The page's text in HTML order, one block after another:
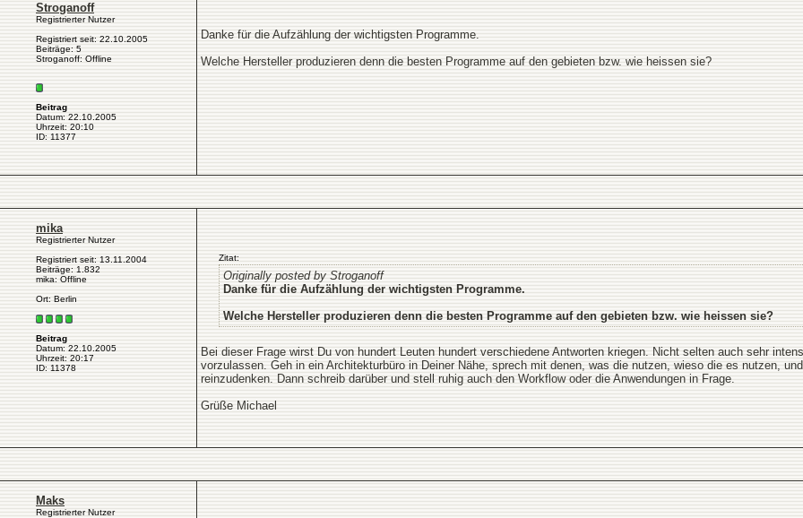
Stroganoff
Registrierter Nutzer
Registriert seit: 22.10.2005
Beiträge: 5
Stroganoff: Offline
Beitrag
Datum: 22.10.2005
Uhrzeit: 20:10
ID: 11377
Danke für die Aufzählung der wichtigsten Programme.
Welche Hersteller produzieren denn die besten Programme auf den gebieten bzw. wie heissen sie?
mika
Registrierter Nutzer
Registriert seit: 13.11.2004
Beiträge: 1.832
mika: Offline
Ort: Berlin
Beitrag
Datum: 22.10.2005
Uhrzeit: 20:17
ID: 11378
Zitat:
Originally posted by Stroganoff
Danke für die Aufzählung der wichtigsten Programme.
Welche Hersteller produzieren denn die besten Programme auf den gebieten bzw. wie heissen sie?
Bei dieser Frage wirst Du von hundert Leuten hundert verschiedene Antworten kriegen. Nicht selten auch sehr
vorzulassen. Geh in ein Architekturbüro in Deiner Nähe, sprech mit denen, was die nutzen, wieso die es nutzen,
reinzudenken. Dann schreib darüber und stell ruhig auch den Workflow oder die Anwendungen in Frage.
Grüße Michael
Maks
Registrierter Nutzer